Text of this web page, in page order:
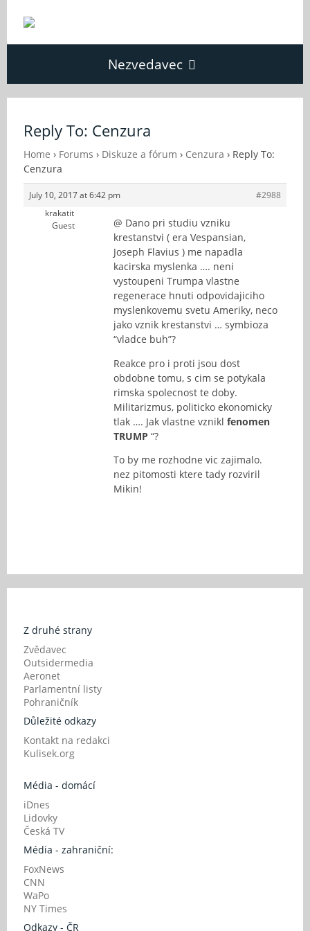
Nezvedavec
Fórum
Kontakt
Reply To: Cenzura
Home › Forums › Diskuze a fórum › Cenzura › Reply To:
Cenzura
July 10, 2017 at 6:42 pm
#2988
krakatit
Guest
@ Dano pri studiu vzniku
krestanstvi ( era Vespansian,
Joseph Flavius ) me napadla
kacirska myslenka …. neni
vystoupeni Trumpa vlastne
regenerace hnuti odpovidajiciho
myslenkovemu svetu Ameriky, neco
jako vznik krestanstvi … symbioza
“vladce buh”?
Reakce pro i proti jsou dost
obdobne tomu, s cim se potykala
rimska spolecnost te doby.
Militarizmus, politicko ekonomicky
tlak …. Jak vlastne vznikl fenomen
TRUMP “?
To by me rozhodne vic zajimalo.
nez pitomosti ktere tady rozviril
Mikin!
Z druhé strany
Zvědavec
Outsidermedia
Aeronet
Parlamentní listy
Pohraničník
Důležité odkazy
Kontakt na redakci
Kulisek.org
Média - domácí
iDnes
Lidovky
Česká TV
Média - zahraniční:
FoxNews
CNN
WaPo
NY Times
Odkazy - ČR